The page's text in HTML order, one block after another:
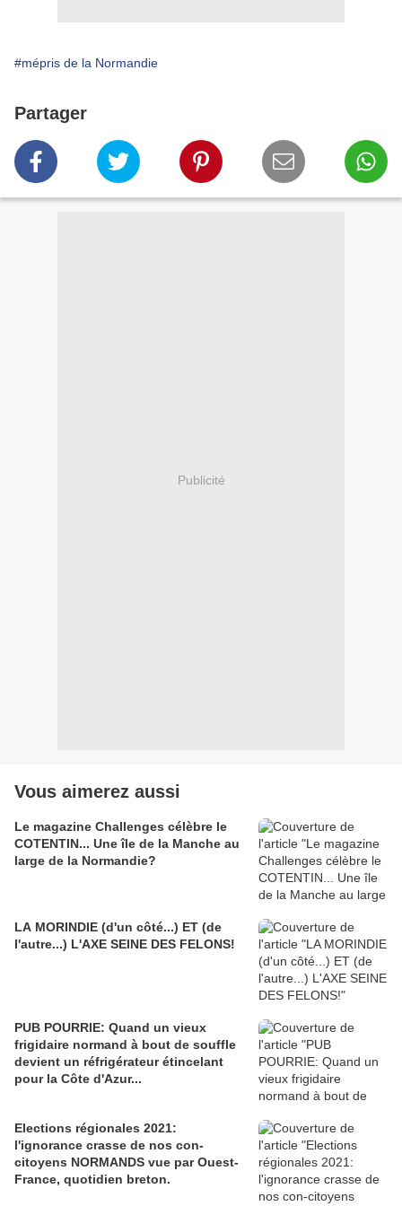
#mépris de la Normandie
Partager
Publicité
Vous aimerez aussi
Le magazine Challenges célèbre le
COTENTIN... Une île de la Manche au
large de la Normandie?
LA MORINDIE (d'un côté...) ET (de
l'autre...) L'AXE SEINE DES FELONS!
PUB POURRIE: Quand un vieux
frigidaire normand à bout de souffle
devient un réfrigérateur étincelant
pour la Côte d'Azur...
Elections régionales 2021:
l'ignorance crasse de nos con-
citoyens NORMANDS vue par Ouest-
France, quotidien breton.